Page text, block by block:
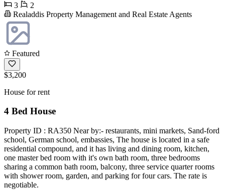
3
2
Realaddis Property Management and Real Estate Agents
Featured
$3,200
House for rent
4 Bed House
Property ID : RA350 Near by:- restaurants, mini markets, Sand-ford
school, German school, embassies, The house is located in a safe
residential compound, and it has living and dining room, kitchen,
one master bed room with it's own bath room, three bedrooms
sharing a common bath room, balcony, three service quarter rooms
with shower room, garden, and parking for four cars. The rate is
negotiable.